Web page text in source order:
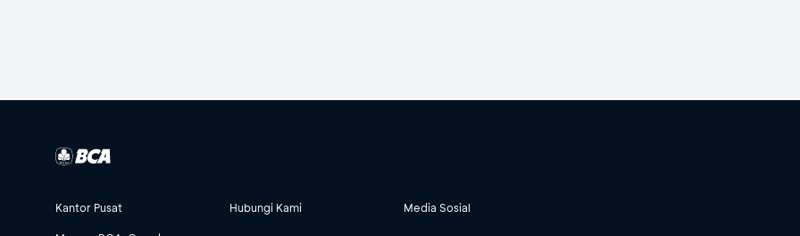
Kantor Pusat Hubungi Kami Media Sosial